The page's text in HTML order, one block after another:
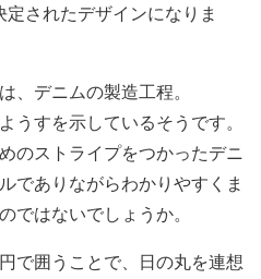
されたデザインになりま
、デニムの製造工程。
うすを示しているそうです。
のストライプをつかったデニ
でありながらわかりやすくま
ではないでしょうか。
で囲うことで、日の丸を連想